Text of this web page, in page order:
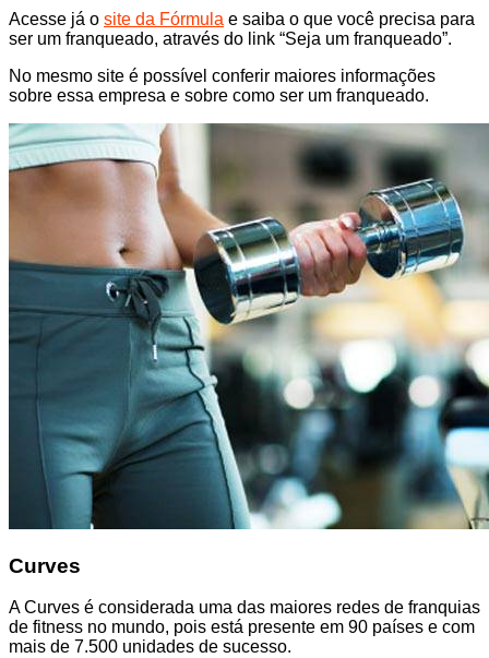
Acesse já o site da Fórmula e saiba o que você precisa para
ser um franqueado, através do link “Seja um franqueado”.
No mesmo site é possível conferir maiores informações
sobre essa empresa e sobre como ser um franqueado.
Curves
A Curves é considerada uma das maiores redes de franquias
de fitness no mundo, pois está presente em 90 países e com
mais de 7.500 unidades de sucesso.